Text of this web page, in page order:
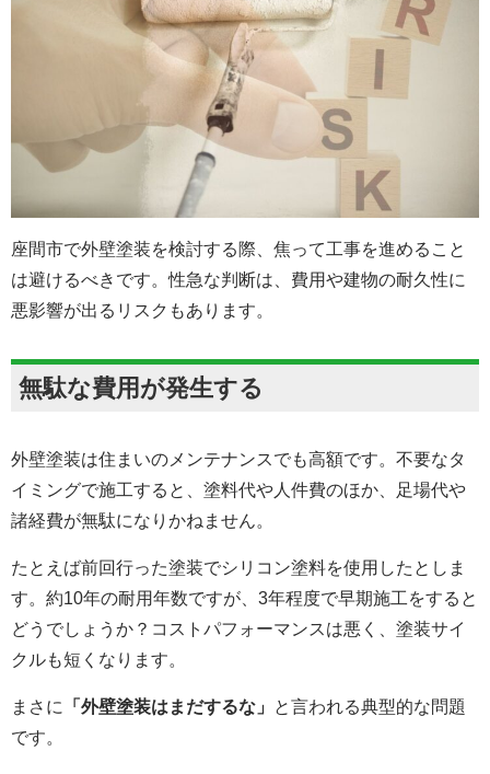
座間市で外壁塗装を検討する際、焦って工事を進めること
は避けるべきです。性急な判断は、費用や建物の耐久性に
悪影響が出るリスクもあります。
無駄な費用が発生する
外壁塗装は住まいのメンテナンスでも高額です。不要なタ
イミングで施工すると、塗料代や人件費のほか、足場代や
諸経費が無駄になりかねません。
たとえば前回行った塗装でシリコン塗料を使用したとしま
す。約10年の耐用年数ですが、3年程度で早期施工をすると
どうでしょうか？コストパフォーマンスは悪く、塗装サイ
クルも短くなります。
まさに 「外壁塗装はまだするな」
と言われる典型的な問題
です。